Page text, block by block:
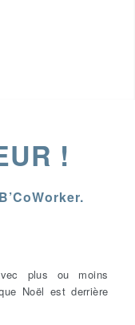
!
plus ou moins
Noël est derrière